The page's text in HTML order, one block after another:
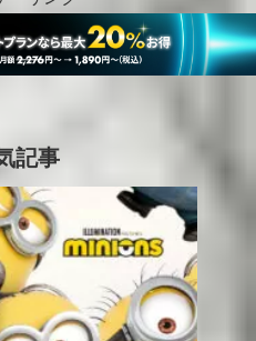
記事